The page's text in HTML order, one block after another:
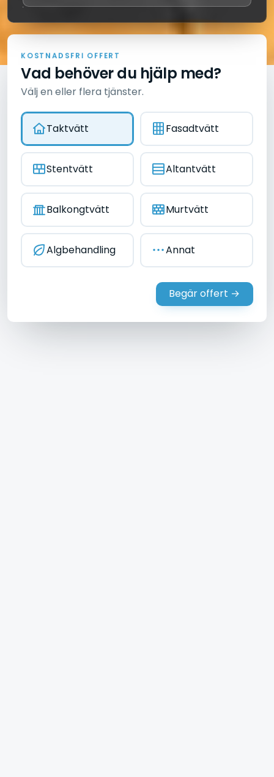
KOSTNAD SFRI OFFER T
Vad behöver du hjälp med?
Välj en eller flera tjänster.
Taktvätt Fasadtvätt
Stentvätt Altantvätt
Balkongtvätt Murtvätt
Algbehandling Annat
Begär offert →